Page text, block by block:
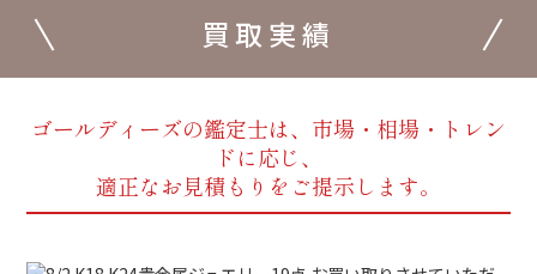
買取実績
ゴールディーズの鑑定士は、市場・相場・トレン
ドに応じ、
適正なお見積もりをご提示します。